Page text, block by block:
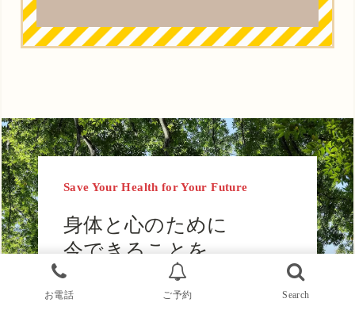
Save Your Health for Your Future
身体と心のために
今できることを
お電話 ご予約 Search